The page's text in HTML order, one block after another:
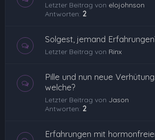
Letzter Beitrag von elojohnson
Antworten: 2
Solgest, jemand
Letzter Beitrag von Rinx
Pille und nun neue
welche?
Letzter Beitrag von Jason
Antworten: 2
Erfahrungen mit